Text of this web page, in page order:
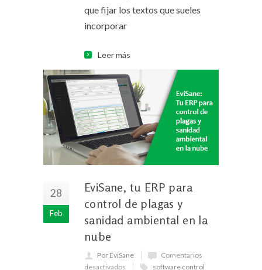
que fijar los textos que sueles
incorporar
Leer más
28
Feb
EviSane, tu ERP para
control de plagas y
sanidad ambiental en la
nube
Por EviSane
Comentarios
desactivados
software control